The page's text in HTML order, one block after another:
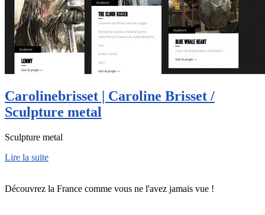
Caroli­neb­ris­set | Caroline Brisset /
Sculpture metal
Sculpture metal
Lire la suite
Découvrez la France comme vous ne l'avez jamais vue !